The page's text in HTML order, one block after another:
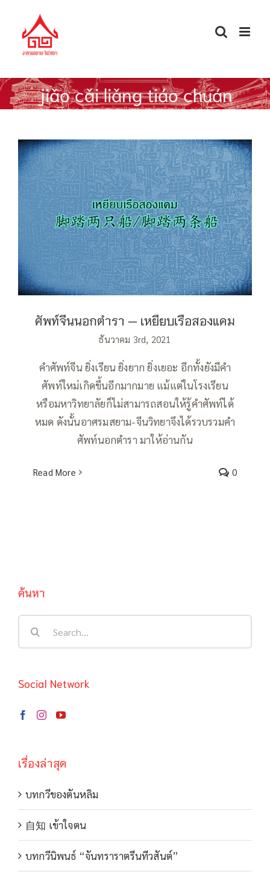
content
jiǎo cǎi liǎng tiáo chuán
ศัพท์จีนนอกตำรา — เหยียบเรือสองแคม
ศัพท์จีนนอกตำรา — เหยียบเรือสองแคม
ธันวาคม 3rd, 2021
คำศัพท์จีน ยิ่งเรียน ยิ่งยาก ยิ่งเยอะ อีกทั้งยังมีคำ
ศัพท์ใหม่เกิดขึ้นอีกมากมาย แม้แต่ในโรงเรียน
หรือมหาวิทยาลัยก็ไม่สามารถสอนให้รู้คำศัพท์ได้
หมด ดังนั้นอาศรมสยาม-จีนวิทยาจึงได้รวบรวมคำ
ศัพท์นอกตำรา มาให้อ่านกัน
Read More 0
ค้นหา
Social Network
เรื่องล่าสุด
บทกวีของตันหลิม
自知 เข้าใจตน
บทกวีนิพนธ์ “จันทราราตรีนทีวสันต์”